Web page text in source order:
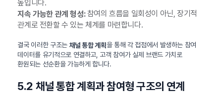
높입니다.
지속 가능한 관계 형성:참여의 흐름을 일회성이 아닌, 장기적
관계로 전환할 수 있는 체계를 마련합니다.
결국 이러한 구조는 채널 통합 계획을 통해 각 접점에서 발생하는 참여
데이터를 유기적으로 연결하고, 고객 참여가 실제 브랜드 가치로
환원되는 선순환을 가능하게 합니다.
5.2 채널 통합 계획과 참여형 구조의 연계